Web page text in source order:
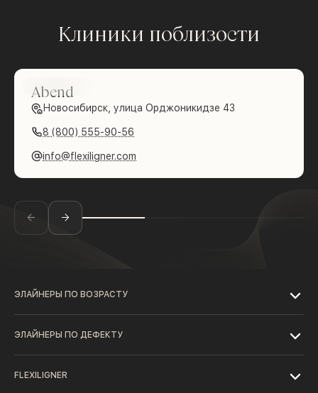
Клиники поблизости
Brilliance
Abend
Новосибирск, улица Орджоникидзе 43
8 (800) 555-90-56
info@flexiligner.com
ЭЛАЙНЕРЫ ПО ВОЗРАСТУ
ЭЛАЙНЕРЫ ПО ДЕФЕКТУ
FLEXILIGNER